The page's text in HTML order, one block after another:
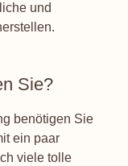
und
Sie?
benötigen Sie
ein paar
viele tolle